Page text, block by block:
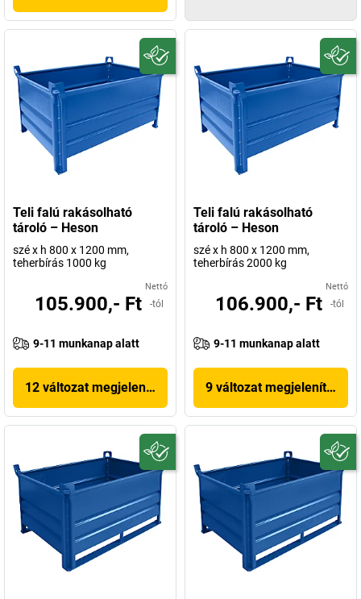
Teli falú rakásolható
tároló – Heson
szé x h 800 x 1200 mm,
teherbírás 1000 kg
Nettó
105.900,- Ft -tól
9-11 munkanap alatt
12 változat megjelenítése
Teli falú rakásolható
tároló – Heson
szé x h 800 x 1200 mm,
teherbírás 2000 kg
Nettó
106.900,- Ft -tól
9-11 munkanap alatt
9 változat megjelenítése